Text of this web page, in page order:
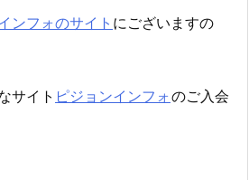
ンフォのサイト にございますの
サイト ピジョンインフォのご入会